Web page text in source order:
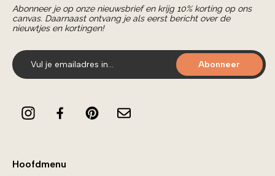
Abonneer je op onze nieuwsbrief en krijg 10% korting op ons
canvas. Daarnaast ontvang je als eerst bericht over de
nieuwtjes en kortingen!
Abonneer
Hoofdmenu